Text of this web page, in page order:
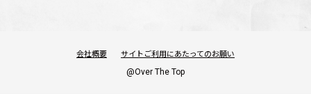
会社概要 サイトご利用にあたってのお願い
@Over The Top